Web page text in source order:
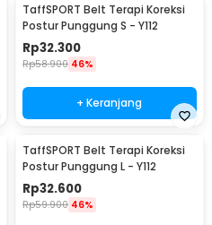
TaffSPORT Belt Terapi Koreksi
Postur Punggung S - Y112
Rp32.300
Rp58.900 46%
+ Keranjang
TaffSPORT Belt Terapi Koreksi
Postur Punggung L - Y112
Rp32.600
Rp59.900 46%